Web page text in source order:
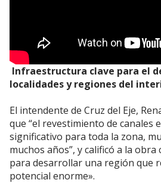
Infraestructura clave para el
localidades y regiones del
El intendente de Cruz del Eje,
que “el revestimiento de canales
significativo para toda la zona,
muchos años”, y calificó a la
para desarrollar una región que
potencial enorme».